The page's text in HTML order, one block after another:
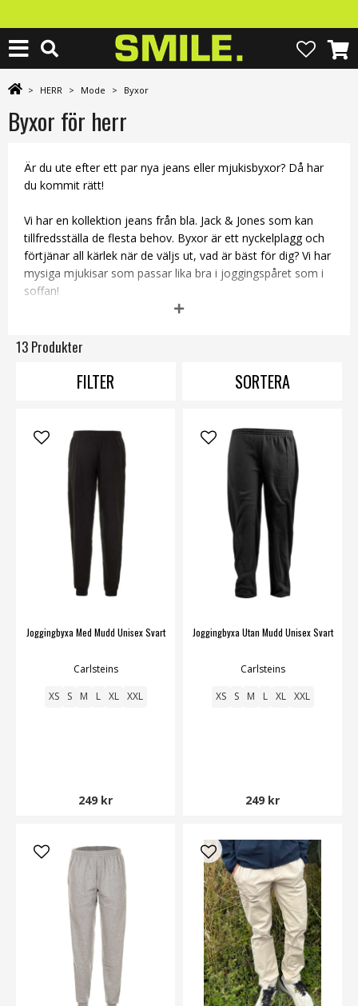
> HERR > Mode > Byxor
Byxor för herr
Är du ute efter ett par nya jeans eller mjukisbyxor? Då har
du kommit rätt!
Vi har en kollektion jeans från bla. Jack & Jones som kan
tillfredsställa de flesta behov. Byxor är ett nyckelplagg och
förtjänar all kärlek när de väljs ut, vad är bäst för dig? Vi har
mysiga mjukisar som passar lika bra i joggingspåret som i
soffan!
snabbt vi bara kan!
13 Produkter
FILTER SORTERA
Joggingbyxa Med Mudd Unisex Svart
Carlsteins
XS S M L XL XXL
249 kr
Joggingbyxa Utan Mudd Unisex Svart
Carlsteins
XS S M L XL XXL
249 kr